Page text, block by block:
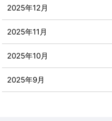
2025年12月
2025年11月
2025年10月
2025年9月